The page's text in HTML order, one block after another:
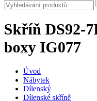
Skříň DS92-
boxy IG077
Úvod
Nábytek
Dílenský
Dílenské skříně